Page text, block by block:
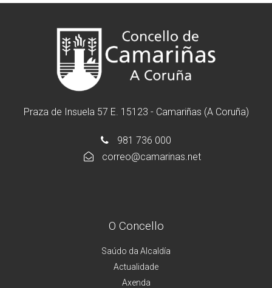
Praza de Insuela 57 E. 15123 - Camariñas (A Coruña)
981 736 000
correo@camarinas.net
O Concello
Saúdo da Alcaldía
Actualidade
Axenda